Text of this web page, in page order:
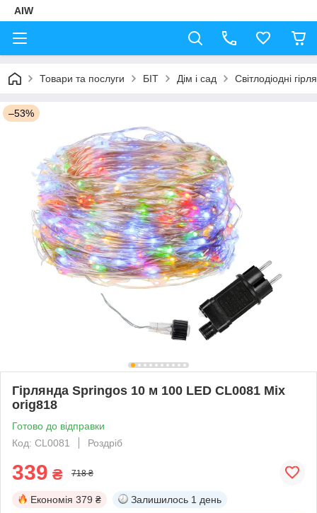
AIW
Товари та послуги БІТ Дім і сад Світлодіодні
–53%
Гірлянда Springos 10 м 100 LED CL0081 Mix
orig818
Готово до відправки
Код: CL0081
Роздріб
339 ₴ 718 ₴
Економія 379 ₴ Залишилось 1 день